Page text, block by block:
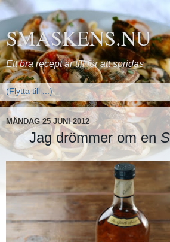
SMASKENS.NU
Ett bra recept är till för att spridas
MÅNDAG 25 JUNI 2012
Jag drömmer om en